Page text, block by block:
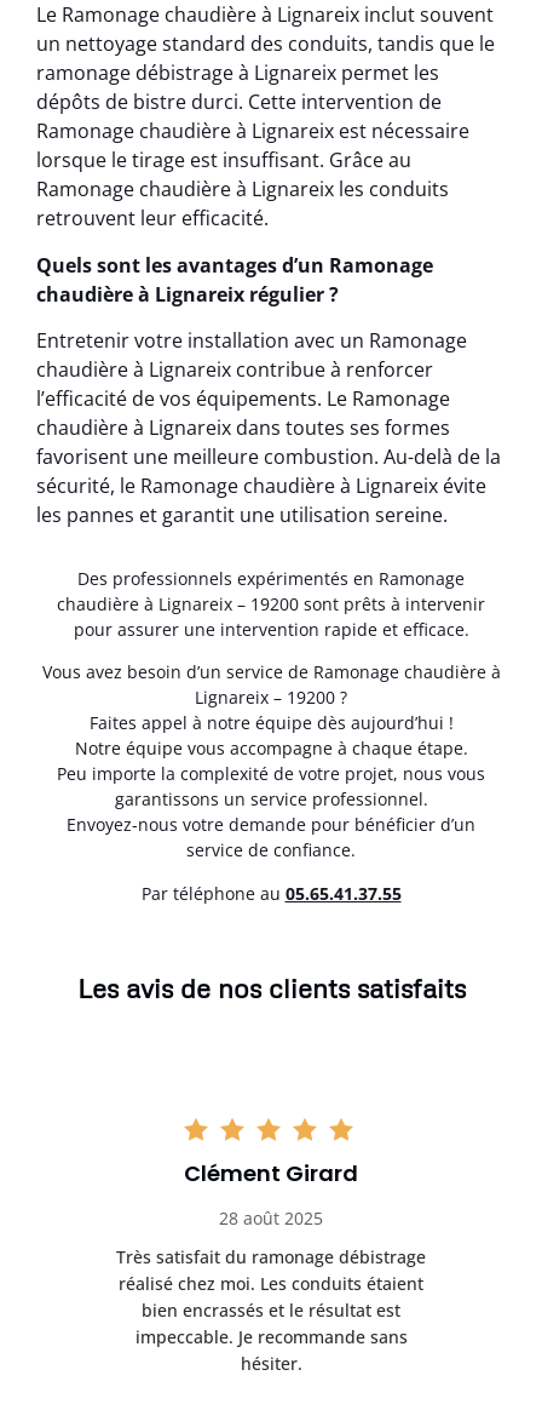
Le Ramonage chaudière à Lignareix inclut souvent
un nettoyage standard des conduits, tandis que le
ramonage débistrage à Lignareix permet les
dépôts de bistre durci. Cette intervention de
Ramonage chaudière à Lignareix est nécessaire
lorsque le tirage est insuffisant. Grâce au
Ramonage chaudière à Lignareix les conduits
retrouvent leur efficacité.
Quels sont les avantages d’un Ramonage
chaudière à Lignareix régulier ?
Entretenir votre installation avec un Ramonage
chaudière à Lignareix contribue à renforcer
l’efficacité de vos équipements. Le Ramonage
chaudière à Lignareix dans toutes ses formes
favorisent une meilleure combustion. Au-delà de la
sécurité, le Ramonage chaudière à Lignareix évite
les pannes et garantit une utilisation sereine.
Des professionnels expérimentés en Ramonage
chaudière à Lignareix – 19200 sont prêts à intervenir
pour assurer une intervention rapide et efficace.
Vous avez besoin d’un service de Ramonage chaudière à
Lignareix – 19200 ?
Faites appel à notre équipe dès aujourd’hui !
Notre équipe vous accompagne à chaque étape.
Peu importe la complexité de votre projet, nous vous
garantissons un service professionnel.
Envoyez-nous votre demande pour bénéficier d’un
service de confiance.
Par téléphone au 05.65.41.37.55
Les avis de nos clients satisfaits
Clément Girard
28 août 2025
Très satisfait du ramonage débistrage
réalisé chez moi. Les conduits étaient
bien encrassés et le résultat est
impeccable. Je recommande sans
hésiter.